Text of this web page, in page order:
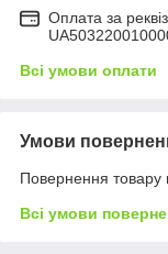
Оплата за
Всі умови оплати
Умови
Повернення товару
Всі умови